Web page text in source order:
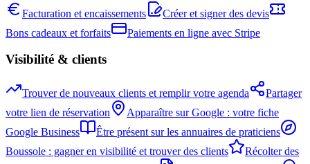
Facturation et encaissements
Créer et signer des devis
Bons cadeaux et forfaits
Paiements en ligne avec Stripe
Visibilité & clients
Trouver de nouveaux clients et remplir votre agenda
Partager
votre lien de réservation
Apparaître sur Google : votre fiche
Google Business
Être présent sur les annuaires de praticiens
Boussole : gagner en visibilité et trouver des clients
Récolter des